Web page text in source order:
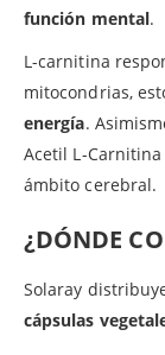
función mental.
L-carnitina
mitocondrias,
energía.
Acetil L-
ámbito cerebral.
¿DÓNDE
Solaray
cápsulas